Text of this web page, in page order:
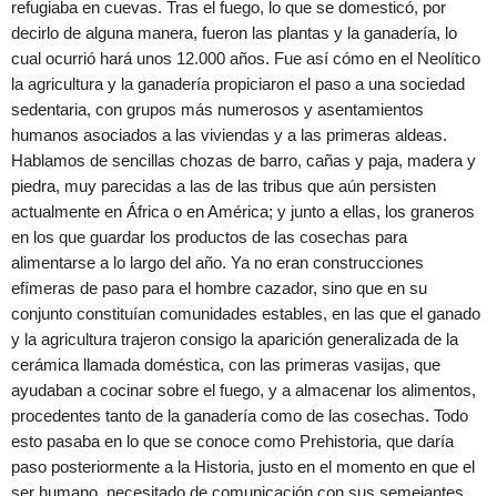
refugiaba en cuevas. Tras el fuego, lo que se domesticó, por
decirlo de alguna manera, fueron las plantas y la ganadería, lo
cual ocurrió hará unos 12.000 años. Fue así cómo en el Neolítico
la agricultura y la ganadería propiciaron el paso a una sociedad
sedentaria, con grupos más numerosos y asentamientos
humanos asociados a las viviendas y a las primeras aldeas.
Hablamos de sencillas chozas de barro, cañas y paja, madera y
piedra, muy parecidas a las de las tribus que aún persisten
actualmente en África o en América; y junto a ellas, los graneros
en los que guardar los productos de las cosechas para
alimentarse a lo largo del año. Ya no eran construcciones
efímeras de paso para el hombre cazador, sino que en su
conjunto constituían comunidades estables, en las que el ganado
y la agricultura trajeron consigo la aparición generalizada de la
cerámica llamada doméstica, con las primeras vasijas, que
ayudaban a cocinar sobre el fuego, y a almacenar los alimentos,
procedentes tanto de la ganadería como de las cosechas. Todo
esto pasaba en lo que se conoce como Prehistoria, que daría
paso posteriormente a la Historia, justo en el momento en que el
ser humano, necesitado de comunicación con sus semejantes,